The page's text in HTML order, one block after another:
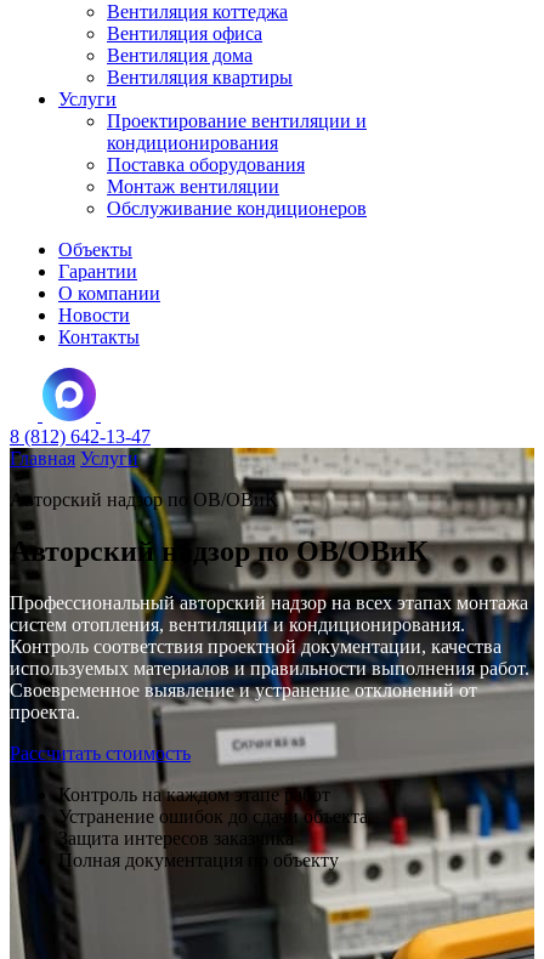
Вентиляция коттеджа
Вентиляция офиса
Вентиляция дома
Вентиляция квартиры
Услуги
Проектирование вентиляции и
кондиционирования
Поставка оборудования
Монтаж вентиляции
Обслуживание кондиционеров
Объекты
Гарантии
О компании
Новости
Контакты
8 (812) 642-13-47
Главная Услуги
Авторский надзор по ОВ/ОВиК
Авторский надзор по ОВ/ОВиК
Профессиональный авторский надзор на всех этапах монтажа
систем отопления, вентиляции и кондиционирования.
Контроль соответствия проектной документации, качества
используемых материалов и правильности выполнения работ.
Своевременное выявление и устранение отклонений от
проекта.
Рассчитать стоимость
Контроль на каждом этапе работ
Устранение ошибок до сдачи объекта
Защита интересов заказчика
Полная документация по объекту